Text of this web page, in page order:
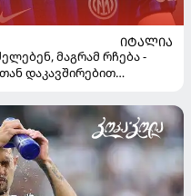
ᲘᲢᲐᲚᲘᲐ
მაგრამ რჩება -
დაკავშირებით